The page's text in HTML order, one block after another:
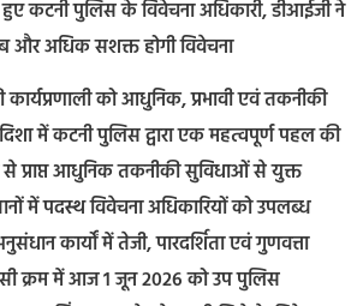
पुलिस के विवेचना अधिकारी, डीआईजी ने
और अधिक सशक्त होगी विवेचना
को आधुनिक, प्रभावी एवं तकनीकी
में कटनी पुलिस द्वारा एक महत्वपूर्ण पहल की
प्राप्त आधुनिक तकनीकी सुविधाओं से युक्त
में पदस्थ विवेचना अधिकारियों को उपलब्ध
कार्यों में तेजी, पारदर्शिता एवं गुणवत्ता
क्रम में आज 1 जून 2026 को उप पुलिस